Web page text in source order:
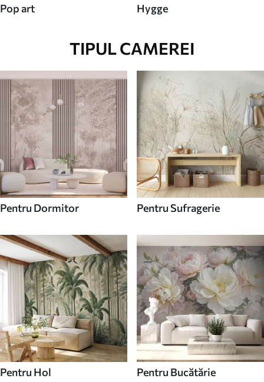
Pop art Hygge
TIPUL CAMEREI
Pentru Dormitor Pentru Sufragerie
Pentru Hol Pentru Bucătărie